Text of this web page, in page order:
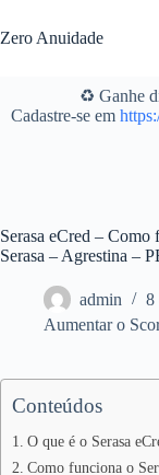
para
o
Zero Anuidade
♻️ Ganhe
Cadastre-se em
Serasa eCred –
Serasa – Agrestina –
admin
8
Aumentar o
Conteúdos
O que é o Serasa
Como funciona o